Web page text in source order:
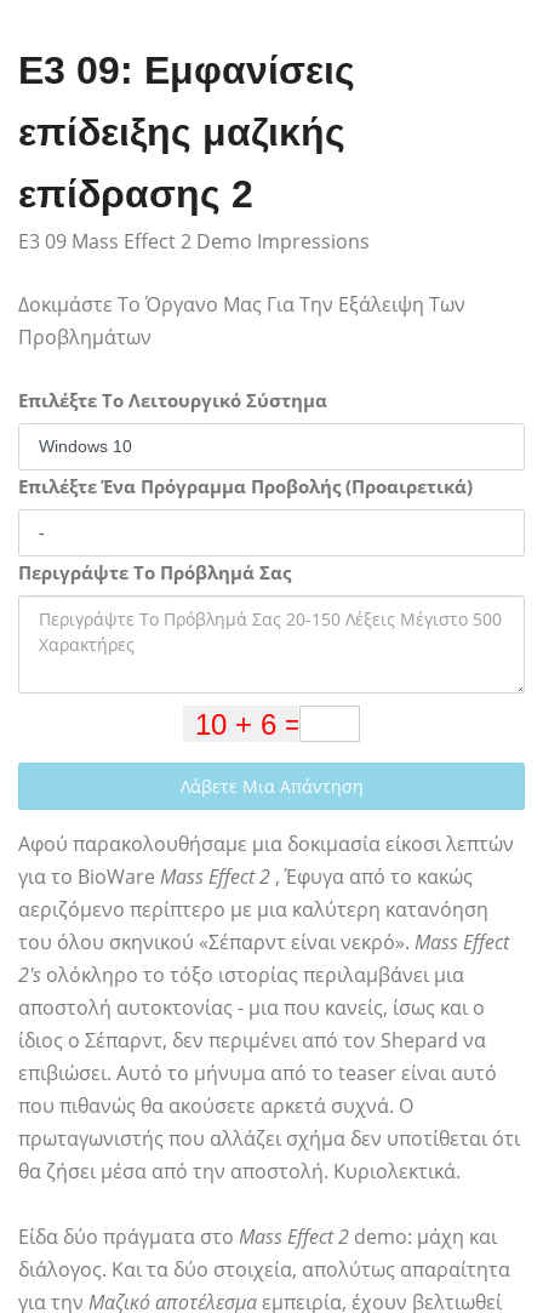
E3 09: Εμφανίσεις
επίδειξης μαζικής
επίδρασης 2
E3 09 Mass Effect 2 Demo Impressions
Δοκιμάστε Το Όργανο Μας Για Την Εξάλειψη Των
Προβλημάτων
Επιλέξτε Το Λειτουργικό Σύστημα
Επιλέξτε Ένα Πρόγραμμα Προβολής (Προαιρετικά)
Περιγράψτε Το Πρόβλημά Σας
Λάβετε Μια Απάντηση
Αφού παρακολουθήσαμε μια δοκιμασία είκοσι λεπτών
για το BioWare Mass Effect 2 , Έφυγα από το κακώς
αεριζόμενο περίπτερο με μια καλύτερη κατανόηση
του όλου σκηνικού «Σέπαρντ είναι νεκρό». Mass Effect
2's ολόκληρο το τόξο ιστορίας περιλαμβάνει μια
αποστολή αυτοκτονίας - μια που κανείς, ίσως και ο
ίδιος ο Σέπαρντ, δεν περιμένει από τον Shepard να
επιβιώσει. Αυτό το μήνυμα από το teaser είναι αυτό
που πιθανώς θα ακούσετε αρκετά συχνά. Ο
πρωταγωνιστής που αλλάζει σχήμα δεν υποτίθεται ότι
θα ζήσει μέσα από την αποστολή. Κυριολεκτικά.
Είδα δύο πράγματα στο Mass Effect 2 demo: μάχη και
διάλογος. Και τα δύο στοιχεία, απολύτως απαραίτητα
για την Μαζικό αποτέλεσμαεμπειρία, έχουν βελτιωθεί